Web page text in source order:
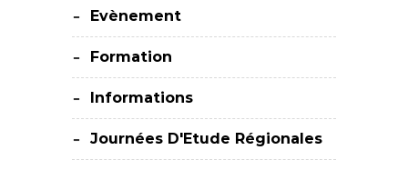
Evènement
Formation
Informations
Journées D'Etude Régionales